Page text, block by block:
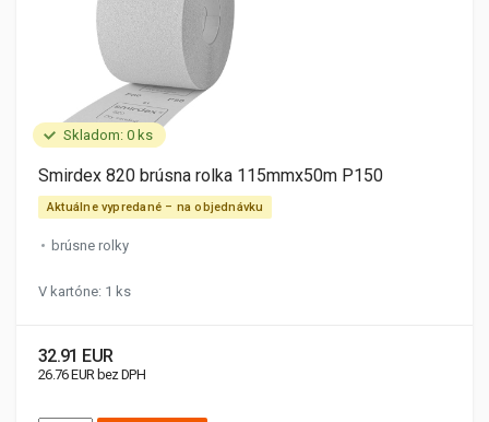
Skladom: 0 ks
Smirdex 820 brúsna rolka 115mmx50m P150
Aktuálne vypredané – na objednávku
brúsne rolky
V kartóne: 1 ks
32.91 EUR
26.76 EUR bez DPH